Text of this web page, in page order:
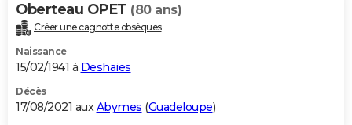
Oberteau OPET (80 ans)
Créer une cagnotte obsèques
Naissance
15/02/1941 à Deshaies
Décès
17/08/2021 auxAbymes (Guadeloupe)